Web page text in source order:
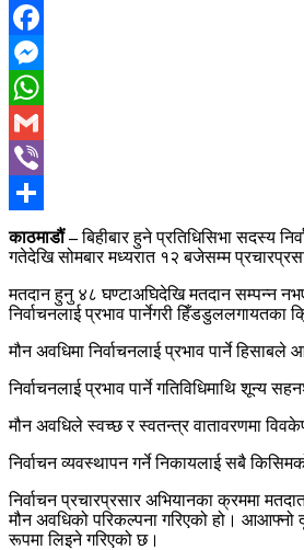
Facebook
Messenger
WhatsApp
Gmail
Viber
Share
काठमाडौं –बिहीबार हुने प्रतिधिसिभा सदस्य
गतेदेखि सोमबार मध्यरात १२ बजेसम्म
मतदान हुनु ४८ घण्टाअघिदेखि मतदान सम्पन्न
निर्वाचनलाई प्रभाव पार्नेगरी
मौन अवधिमा निर्वाचनलाई प्रभाव पार्ने
निर्वाचनलाई प्रभाव पार्ने गतिविधिमाथि शून्य
मौन अवधिले स्वच्छ र स्वतन्त्र वातावरणमा
निर्वाचन व्यवस्थापन गर्ने निकायलाई सबै
निर्वाचन प्रचारप्रसार अभियानका क्रममा
मौन अवधिको परिकल्पना गरिएको हो। आआफ्नो
रूपमा लिइने गरिएको छ।